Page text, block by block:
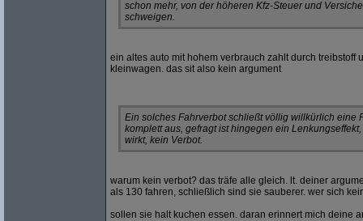
schon mehr, von der höheren Kfz-Steuer und
schweigen.
ein altes auto mit hohem verbrauch zahlt durch treibstoff
kleinwagen. das sit also kein argument
Ein solches Fahrverbot schließt völlig willkürlich eine
komplett aus, gefragt ist hingegen ein
wirkt, kein Verbot.
warum kein verbot? das träfe alle gleich. lt. deiner
als 130 fahren, schließlich sind sie sauberer. wer sich
sollen sie halt kuchen essen. daran erinnert mich deine